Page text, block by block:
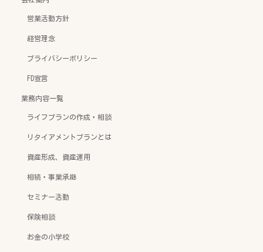
営業活動方針
経営理念
プライバシーポリシー
FD宣言
業務内容一覧
ライフプランの作成・相談
リタイアメントプランとは
資産形成、資産運用
相続・事業承継
セミナー活動
保険相談
お金の小学校